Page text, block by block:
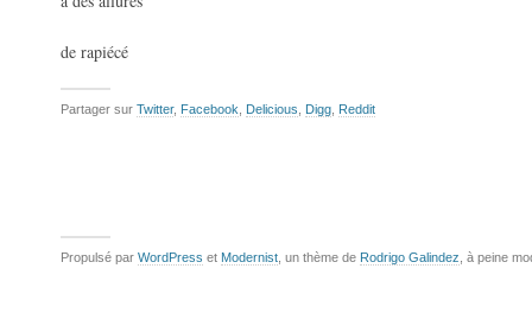
de rapiécé
Partager sur Twitter, Facebook Delicious Digg Reddit
Propulsé par WordPress et Modernist , un thème de Rodrigo Galindez , à peine